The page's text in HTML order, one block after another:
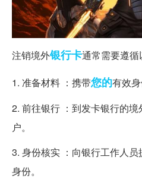
注销境外银行卡通常需要遵循
1. 准备材料 ：携带您的有效
2. 前往银行 ：到发卡银行的
户。
3. 身份核实 ：向银行工作人
身份。